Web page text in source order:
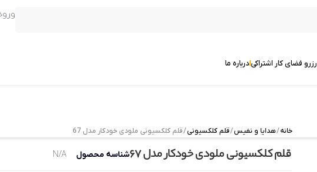
رزرو فضای کار اشتراکیدرباره ما
خانه/هدایا و نفیس/قلم کلکسیونی/ قلم کلکسیونی ملودی خودکار مدل 67
قلم کلکسیونی ملودی خودکار مدل 67 شناسه محصول N/A